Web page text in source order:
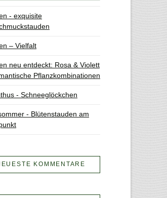
- exquisite
– Vielfalt
neu entdeckt: Rosa & Violett
Pflanzkombinationen
- Schneeglöckchen
- Blütenstauden am
KOMMENTARE